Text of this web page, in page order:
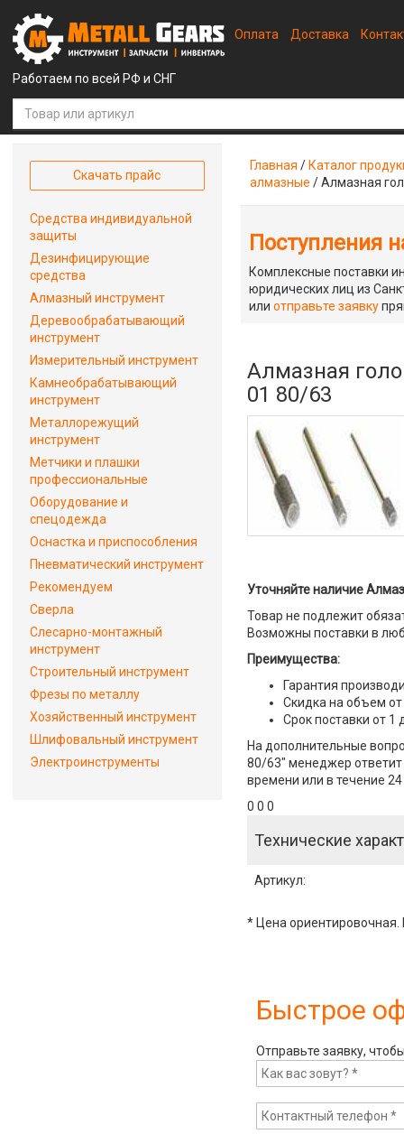
Работаем по всей РФ и СНГ
Оплата Доставка
Главная / Каталог
алмазные /Алмазная
Поступления
Комплексные поставки
юридических лиц из
илиотправьте заявку
Алмазная
01 80/63
Уточняйте наличие
Товар не подлежит
Возможны поставки в
Преимущества:
Гарантия
Скидка на объем от
Срок поставки от 1
На дополнительные
80/63" менеджер ответит
времени или в течение
0 0 0
Технические
Артикул:
* Цена ориентировочная.
Быстрое
Отправьте заявку,
Скачать прайс
Средства индивидуальной
защиты
Дезинфицирующие
средства
Алмазный инструмент
Деревообрабатывающий
инструмент
Измерительный инструмент
Камнеобрабатывающий
инструмент
Металлорежущий
инструмент
Метчики и плашки
профессиональные
Оборудование и
спецодежда
Оснастка и приспособления
Пневматический инструмент
Рекомендуем
Сверла
Слесарно-монтажный
инструмент
Строительный инструмент
Фрезы по металлу
Хозяйственный инструмент
Шлифовальный инструмент
Электроинструменты